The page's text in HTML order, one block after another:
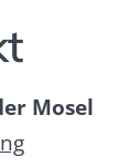
Mosel